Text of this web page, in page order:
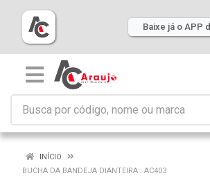
Baixe já o APP
INÍCIO
BUCHA DA BANDEJA DIANTEIRA : AC403